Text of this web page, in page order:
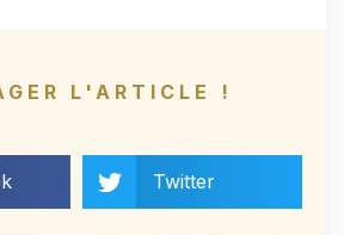
L'ARTICLE !
Twitter